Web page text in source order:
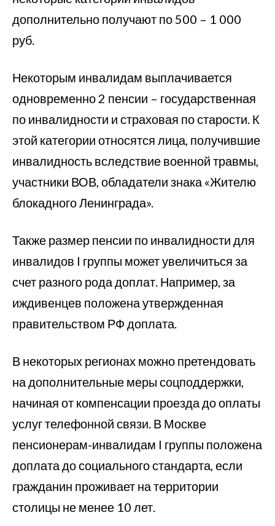
дополнительно получают по 500 – 1 000
руб.
Некоторым инвалидам выплачивается
одновременно 2 пенсии – государственная
по инвалидности и страховая по старости. К
этой категории относятся лица, получившие
инвалидность вследствие военной травмы,
участники ВОВ, обладатели знака «Жителю
блокадного Ленинграда».
Также размер пенсии по инвалидности для
инвалидов I группы может увеличиться за
счет разного рода доплат. Например, за
иждивенцев положена утвержденная
правительством РФ доплата.
В некоторых регионах можно претендовать
на дополнительные меры соцподдержки,
начиная от компенсации проезда до оплаты
услуг телефонной связи. В Москве
пенсионерам-инвалидам I группы положена
доплата до социального стандарта, если
гражданин проживает на территории
столицы не менее 10 лет.